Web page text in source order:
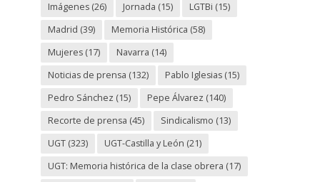
Imágenes(26) Jornada (15) LGTBi (15)
Madrid (39) Memoria Histórica (58)
Mujeres(17) Navarra (14)
Noticias de prensa (132) Pablo Iglesias(15)
Pedro Sánchez (15) Pepe Álvarez (140)
Recorte de prensa (45) Sindicalismo (13)
UGT(323) UGT-Castilla y León (21)
UGT: Memoria histórica de la clase obrera (17)